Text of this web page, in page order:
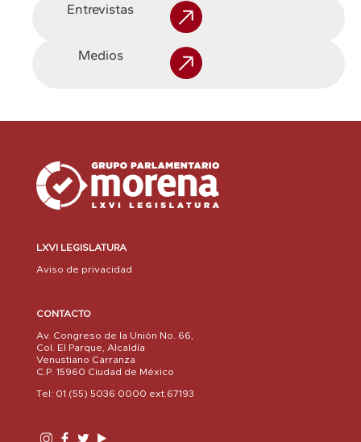
Entrevistas
Medios
LXVI LEGISLATURA
Aviso de privacidad
CONTACTO
Av. Congreso de la Unión No. 66,
Col. El Parque, Alcaldía
Venustiano Carranza
C.P. 15960 Ciudad de México
Tel: 01 (55) 5036 0000 ext.67193